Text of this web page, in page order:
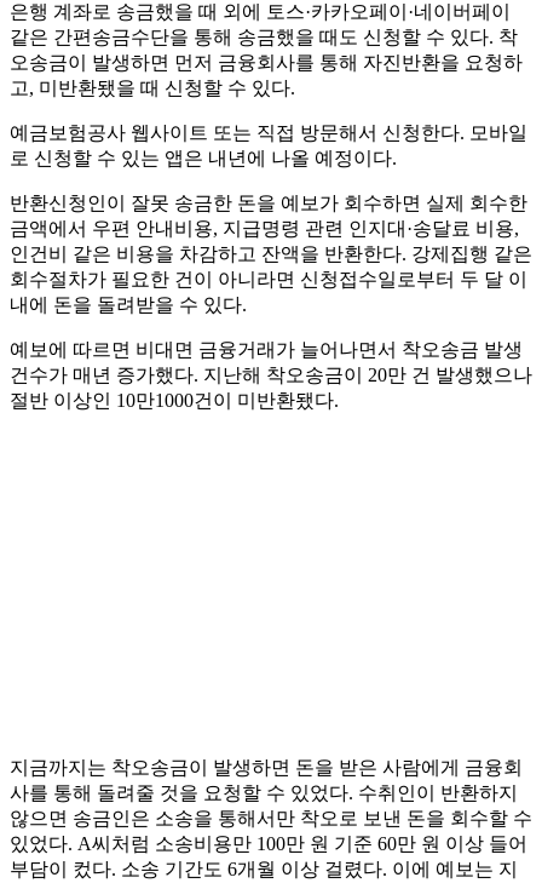
은행 계좌로 송금했을 때 외에 토스·카카오페이·네이버페이
같은 간편송금수단을 통해 송금했을 때도 신청할 수 있다. 착
오송금이 발생하면 먼저 금융회사를 통해 자진반환을 요청하
고, 미반환됐을 때 신청할 수 있다.
예금보험공사 웹사이트 또는 직접 방문해서 신청한다. 모바일
로 신청할 수 있는 앱은 내년에 나올 예정이다.
반환신청인이 잘못 송금한 돈을 예보가 회수하면 실제 회수한
금액에서 우편 안내비용, 지급명령 관련 인지대·송달료 비용,
인건비 같은 비용을 차감하고 잔액을 반환한다. 강제집행 같은
회수절차가 필요한 건이 아니라면 신청접수일로부터 두 달 이
내에 돈을 돌려받을 수 있다.
예보에 따르면 비대면 금융거래가 늘어나면서 착오송금 발생
건수가 매년 증가했다. 지난해 착오송금이 20만 건 발생했으나
절반 이상인 10만1000건이 미반환됐다.
지금까지는 착오송금이 발생하면 돈을 받은 사람에게 금융회
사를 통해 돌려줄 것을 요청할 수 있었다. 수취인이 반환하지
않으면 송금인은 소송을 통해서만 착오로 보낸 돈을 회수할 수
있었다. A씨처럼 소송비용만 100만 원 기준 60만 원 이상 들어
부담이 컸다. 소송 기간도 6개월 이상 걸렸다. 이에 예보는 지